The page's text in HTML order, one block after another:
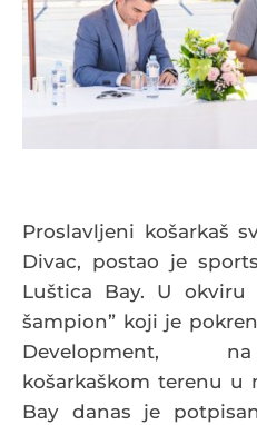
Proslavljeni košarkaš
Divac, postao je
Luštica Bay. U okviru
šampion” koji je
Development,
košarkaškom terenu u
Bay danas je